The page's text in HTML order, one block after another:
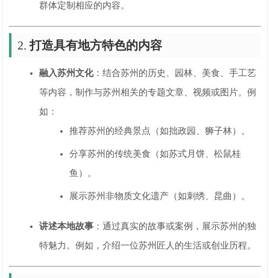
群体定制相应的内容。
2.打造具有地方特色的内容
融入苏州文化：结合苏州的历史、园林、美食、手工艺
等内容，制作与苏州相关的专题文章、视频或图片。例
如：
推荐苏州的经典景点（如拙政园、狮子林）。
分享苏州的传统美食（如苏式月饼、松鼠桂
鱼）。
展示苏州非物质文化遗产（如刺绣、昆曲）。
讲述本地故事 ：通过真实的故事或案例，展示苏州的独
特魅力。例如，介绍一位苏州匠人的生活或创业历程。